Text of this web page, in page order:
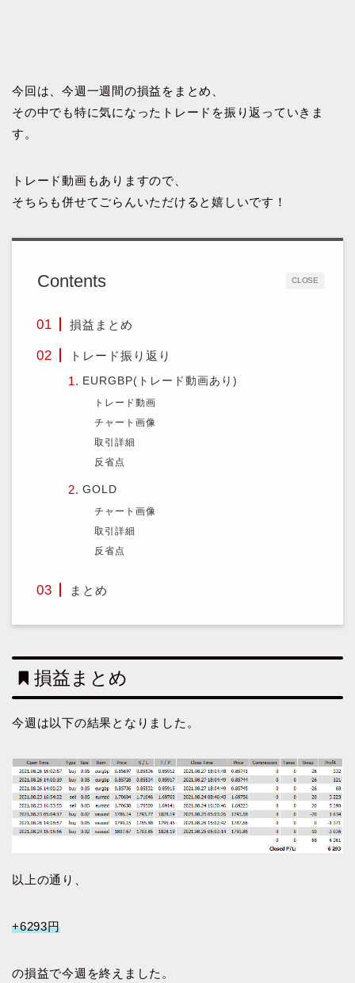
今回は、今週一週間の損益をまとめ、
その中でも特に気になったトレードを振り返っていきま
す。
トレード動画もありますので、
そちらも併せてごらんいただけると嬉しいです！
CLOSE
Contents
損益まとめ
トレード振り返り
EURGBP(トレード動画あり)
トレード動画
チャート画像
取引詳細
反省点
GOLD
チャート画像
取引詳細
反省点
まとめ
損益まとめ
今週は以下の結果となりました。
以上の通り、
+6293円
の損益で今週を終えました。